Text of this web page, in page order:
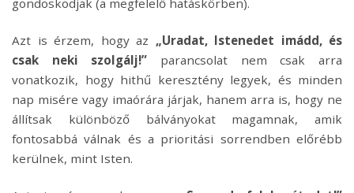
gondoskodjak (a megfelelő hatáskörben).
Azt is érzem, hogy az „Uradat, Istenedet imádd, és
csak neki szolgálj!” parancsolat nem csak arra
vonatkozik, hogy hithű keresztény legyek, és minden
nap misére vagy imaórára járjak, hanem arra is, hogy ne
állítsak különböző bálványokat magamnak, amik
fontosabbá válnak és a prioritási sorrendben előrébb
kerülnek, mint Isten.